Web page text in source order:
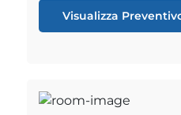
Visualizza